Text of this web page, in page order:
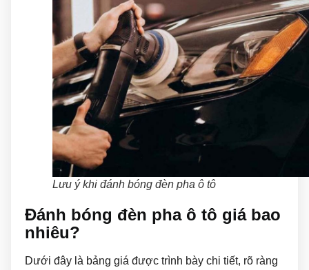
Lưu ý khi đánh bóng đèn pha ô tô
Đánh bóng đèn pha ô tô giá bao
nhiêu?
Dưới đây là bảng giá được trình bày chi tiết, rõ ràng